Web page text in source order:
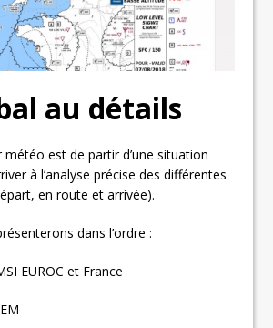
au détails
météo est de partir d’une situation
à l’analyse précise des différentes
en route et arrivée).
dans l’ordre :
EUROC et France